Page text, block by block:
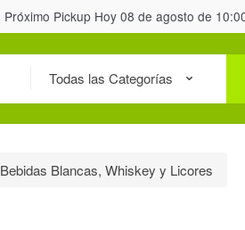
Próximo Pickup Hoy 08 de agosto de
Bebidas Blancas, Whiskey y Licores